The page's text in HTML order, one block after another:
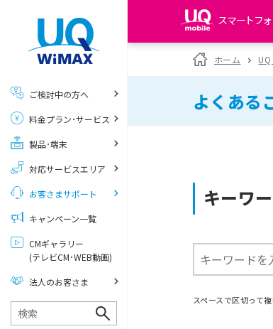
スマートフ
my UQ WiMAX
UQ WiMAX ご契約の方
My UQ mobile
ホーム
よくある
キーワ
スペースで区切って
ご検討中の方へ
料金プラン･サービス
製品･端末
対応サービスエリア
お客さまサポート
キャンペーン一覧
CMギャラリー
(テレビCM･WEB動画)
法人のお客さま